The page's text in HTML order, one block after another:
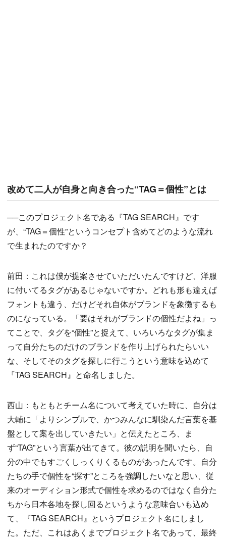
改めて二人が自身と向き合った“TAG＝個性”とは
──このプロジェクト名である『TAG SEARCH』です
が、“TAG＝個性”というコンセプト含めてどのような流れ
で生まれたのですか？
前田：これは僕が提案させていただいたんですけど、洋服
に付いてるタグがあるじゃないですか。どれも形も違えば
フォントも違う、だけどそれ自体がブランドを象徴するも
のになっている。「要はそれがブランドの個性だよね」っ
てことで、タグを“個性”と捉えて、いろいろなタグが集ま
って自分たちのだけのブランドを作り上げられたらいい
な、そしてそのタグを探しに行こうという意味を込めて
『TAG SEARCH』と命名しました。
西山：もともとチーム名について考えていた時に、自分は
大輔に「よりシンプルで、かつみんなに馴染んだ言葉を基
盤として案を出していきたい」と伝えたところ、ま
ず“TAG”という言葉が出てきて。彼の説明を聞いたら、自
分の中でもすごくしっくりくるものがあったんです。自分
たちの手で個性を“探す”ところを強調したいなと思い、従
来のオーディション形式で個性を求めるのではなく自分た
ちから日本各地を探し回るというような意味合いも込め
て、『TAG SEARCH』というプロジェクト名にしまし
た。ただ、これはあくまでプロジェクト名であって、最終